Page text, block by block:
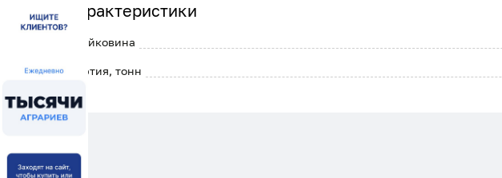
Характеристики
Клейковина
Партия, тонн